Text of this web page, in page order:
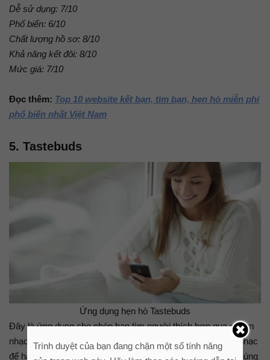
Dễ sử dụng: 7/10
Phổ biến: 6/10
Chất lượng hồ sơ: 8/10
Khả năng kết đôi: 8/10
Mức giá: 7/10
Đọc thêm: Top 10 website kết bạn, tìm bạn, hẹn hò miễn phí
phổ biến nhất Việt Nam
5. Tastebuds
Ứng dụng hẹn hò Tastebuds
Đây là ứng dụng cho phép bạn tìm người thích hợp qua gu âm
nhạc. Tastebuds sẽ có nhiều câu hỏi liên quan đến thể loại nhạc
để hai người có cùng sở thích kết nối với nhau, thậm chí chúng
Trình duyệt của bạn đang chặn một số tính năng